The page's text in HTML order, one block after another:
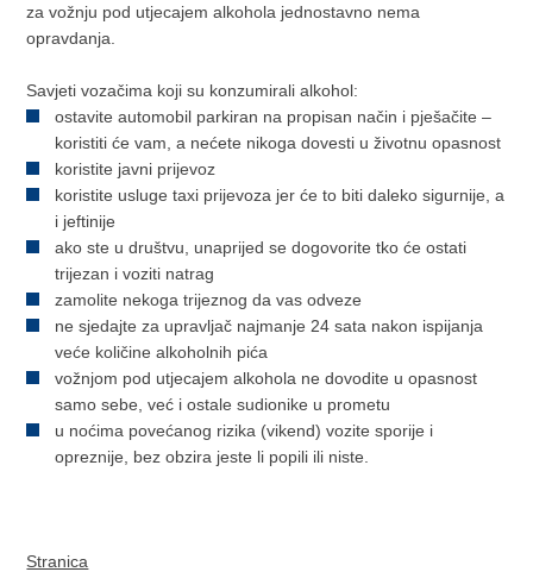
za vožnju pod utjecajem alkohola jednostavno nema
opravdanja.
Savjeti vozačima koji su konzumirali alkohol:
ostavite automobil parkiran na propisan način i pješačite –
koristiti će vam, a nećete nikoga dovesti u životnu opasnost
koristite javni prijevoz
koristite usluge taxi prijevoza jer će to biti daleko sigurnije, a
i jeftinije
ako ste u društvu, unaprijed se dogovorite tko će ostati
trijezan i voziti natrag
zamolite nekoga trijeznog da vas odveze
ne sjedajte za upravljač najmanje 24 sata nakon ispijanja
veće količine alkoholnih pića
vožnjom pod utjecajem alkohola ne dovodite u opasnost
samo sebe, već i ostale sudionike u prometu
u noćima povećanog rizika (vikend) vozite sporije i
opreznije, bez obzira jeste li popili ili niste.
Stranica